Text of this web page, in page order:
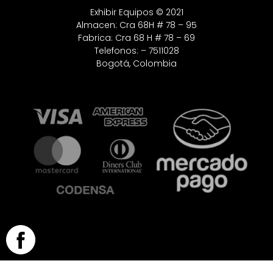
Exhibir Equipos © 2021
Almacen: Cra 68H # 78 – 95
Fabrica: Cra 68 H # 78 – 69
Telefonos: – 7511028
Bogotá, Colombia